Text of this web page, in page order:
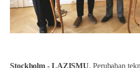
Stockholm - LAZISMU. Perubahan